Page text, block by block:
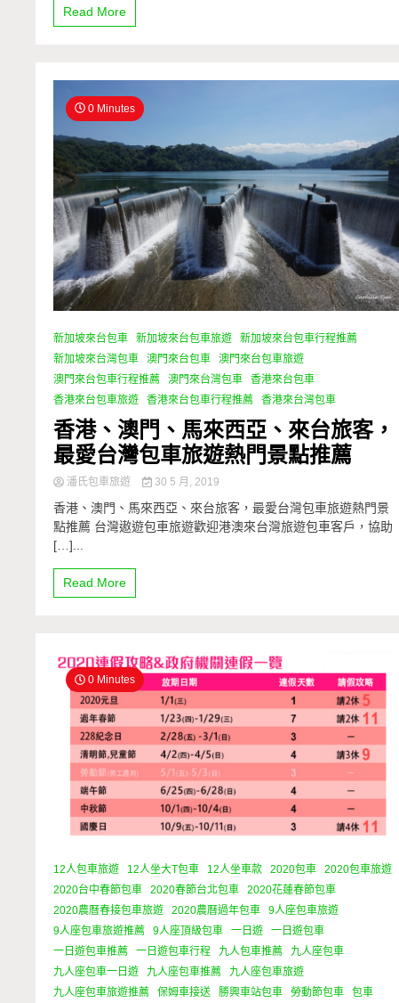
Read More
0 Minutes
新加坡來台包車 新加坡來台包車旅遊
新加坡來台包車行程推薦
新加坡來台灣包車
澳門來台包車
澳門來台包車旅遊
澳門來台包車行程推薦
澳門來台灣包車
香港來台包車
香港來台包車旅遊
香港來台包車行程推薦 香港來台灣包車
香港、澳門、馬來西亞、來台旅客，
最愛台灣包車旅遊熱門景點推薦
潘氏包車旅遊 30 5 月, 2019
香港、澳門、馬來西亞、來台旅客，最愛台灣包車旅遊熱門景
點推薦 台灣遨遊包車旅遊歡迎港澳來台灣旅遊包車客戶，協助
[…]...
Read More
0 Minutes
12人包車旅遊 12人坐大T包車 12人坐車款 2020包車
2020包車旅遊
2020台中春節包車
2020春節台北包車
2020花蓮春節包車
2020農曆春接包車旅遊
2020農曆過年包車
9人座包車旅遊
9人座包車旅遊推薦
9人座頂級包車 一日遊
一日遊包車
一日遊包車推薦
一日遊包車行程 九人包車推薦
九人座包車
九人座包車一日遊
九人座包車推薦
九人座包車旅遊
九人座包車旅遊推薦
保姆車接送 勝興車站包車 勞動節包車
包車